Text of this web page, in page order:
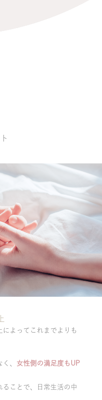
によってこれまでよりも
、 女性側の満足度もUP
ことで、日常生活の中